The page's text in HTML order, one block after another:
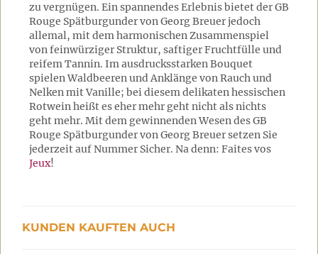
zu vergnügen. Ein spannendes Erlebnis bietet der GB
Rouge Spätburgunder von Georg Breuer jedoch
allemal, mit dem harmonischen Zusammenspiel
von feinwürziger Struktur, saftiger Fruchtfülle und
reifem Tannin. Im ausdrucksstarken Bouquet
spielen Waldbeeren und Anklänge von Rauch und
Nelken mit Vanille; bei diesem delikaten hessischen
Rotwein heißt es eher mehr geht nicht als nichts
geht mehr. Mit dem gewinnenden Wesen des GB
Rouge Spätburgunder von Georg Breuer setzen Sie
jederzeit auf Nummer Sicher. Na denn: Faites vos
Jeux!
KUNDEN KAUFTEN AUCH